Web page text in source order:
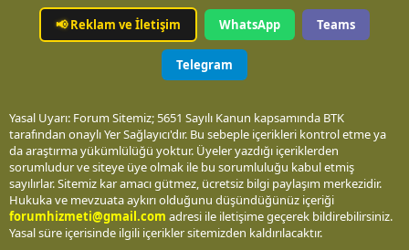
📢Reklam ve İletişim WhatsApp Teams
Telegram
Yasal Uyarı: Forum Sitemiz; 5651 Sayılı Kanun kapsamında BTK
tarafından onaylı Yer Sağlayıcı'dır. Bu sebeple içerikleri kontrol etme ya
da araştırma yükümlülüğü yoktur. Üyeler yazdığı içeriklerden
sorumludur ve siteye üye olmak ile bu sorumluluğu kabul etmiş
sayılırlar. Sitemiz kar amacı gütmez, ücretsiz bilgi paylaşım merkezidir.
Hukuka ve mevzuata aykırı olduğunu düşündüğünüz içeriği
forumhizmeti@gmail.com adresi ile iletişime geçerek bildirebilirsiniz.
Yasal süre içerisinde ilgili içerikler sitemizden kaldırılacaktır.